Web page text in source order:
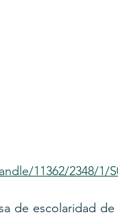
11362/2348/1/
de escolaridad